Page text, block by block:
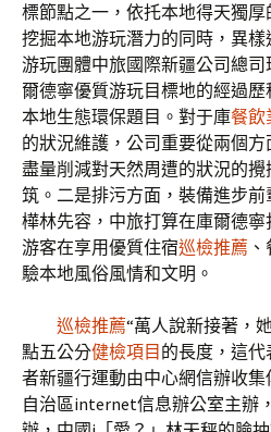
標節點之一，依托本地得天獨
挖掘本地游玩潛力的同時，異
游玩團體中旅國際新疆公司總
爾德寧優質游玩目標地的經過
本地生態環保題目。對于庫餐飲
的狀況維護，公司重要從兩個方
盡量削減對天然周遭的狀況的
筑。二是排污方面，裝備進步
樺林先容，中旅打算在庫爾德
游客在享用優質住宿巡檢推薦
驗本地風俗風情和文明。
巡檢推薦“萬人說新接著，
點五公分健檢項目 的長度，這
者新疆行運動由中心網信辦收
自治區internet信息辦公室主辦